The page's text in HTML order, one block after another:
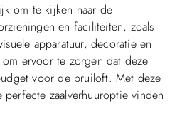
om te kijken naar de
en faciliteiten, zoals
apparatuur, decoratie en
ervoor te zorgen dat deze
voor de bruiloft. Met deze
zaalverhuuroptie vinden